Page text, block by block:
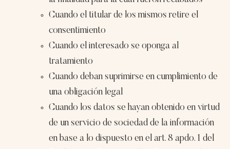
Cuando el titular de los mismos retire el
consentimiento
Cuando el interesado se oponga al
tratamiento
Cuando deban suprimirse en cumplimiento de
una obligación legal
Cuando los datos se hayan obtenido en virtud
de un servicio de sociedad de la información
en base a lo dispuesto en el art. 8 apdo. 1 del